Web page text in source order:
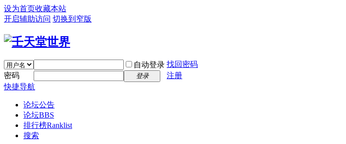
设为首页收藏本站
开启辅助访问 切换到窄版
自动登录 找回密码
密码
登录
注册
快捷导航
论坛公告
论坛BBS
排行榜Ranklist
搜索